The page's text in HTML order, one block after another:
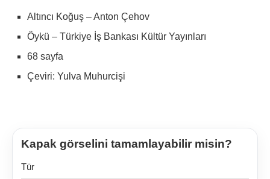
Altıncı Koğuş – Anton Çehov
Öykü – Türkiye İş Bankası Kültür Yayınları
68 sayfa
Çeviri: Yulva Muhurcişi
Kapak görselini tamamlayabilir misin?
Tür